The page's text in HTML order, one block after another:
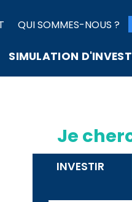
QUI SOMMES-NOUS ?
SIMULATION
Je
INVESTIR